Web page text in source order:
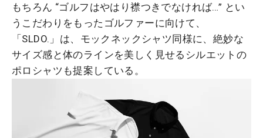
もちろん “ゴルフはやはり襟つきでなければ…” とい
うこだわりをもったゴルファーに向けて、
「SLDO.」は、モックネックシャツ同様に、絶妙な
サイズ感と体のラインを美しく見せるシルエットの
ポロシャツも提案している。